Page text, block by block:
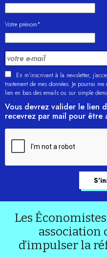
Votre prénom*
En m'inscrivant à la newsletter,
traitement de mes données. Je pourrai
lien en bas des emails ou sur simple
Vous devrez valider le lien
recevrez par mail pour être
Les
association
d’impulser la